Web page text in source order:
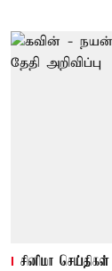
சினிமா செய்திகள்